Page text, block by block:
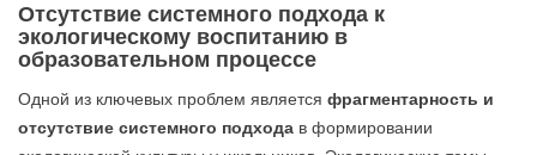
Отсутствие системного подхода к
экологическому воспитанию в
образовательном процессе
Одной из ключевых проблем является фрагментарность и
отсутствие системного подхода в формировании